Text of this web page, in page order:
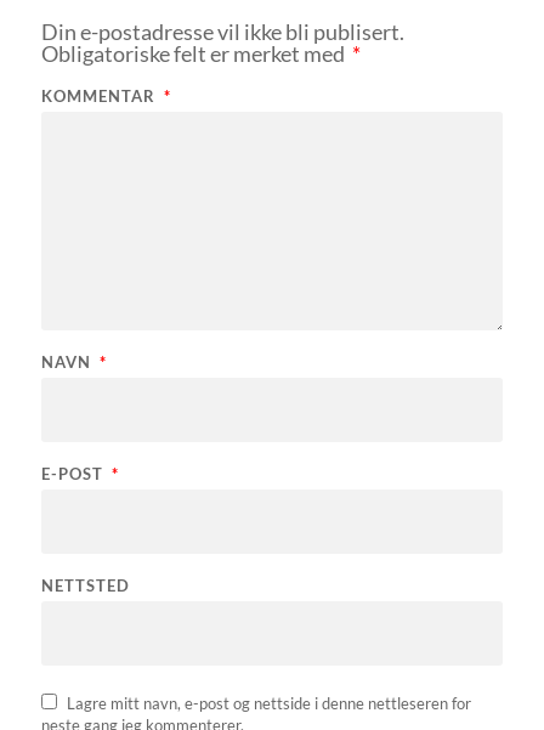
Din e-postadresse vil ikke bli publisert.
Obligatoriske felt er merket med *
KOMMENTAR *
NAVN *
E-POST *
NETTSTED
Lagre mitt navn, e-post og nettside i denne nettleseren for
neste gang jeg kommenterer.